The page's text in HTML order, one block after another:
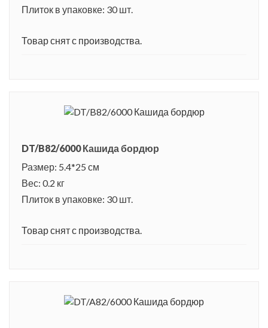
Плиток в упаковке: 30 шт.
Товар снят с производства.
DT/B82/6000 Кашида бордюр
Размер: 5.4*25 см
Вес: 0.2 кг
Плиток в упаковке: 30 шт.
Товар снят с производства.